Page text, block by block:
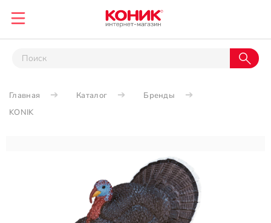
Главная Каталог
Бренды
KONIK